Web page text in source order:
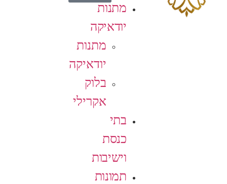
מתנות
יודאיקה
מתנות
יודאיקה
בלוק
אקרילי
בתי
כנסת
וישיבות
תמונות